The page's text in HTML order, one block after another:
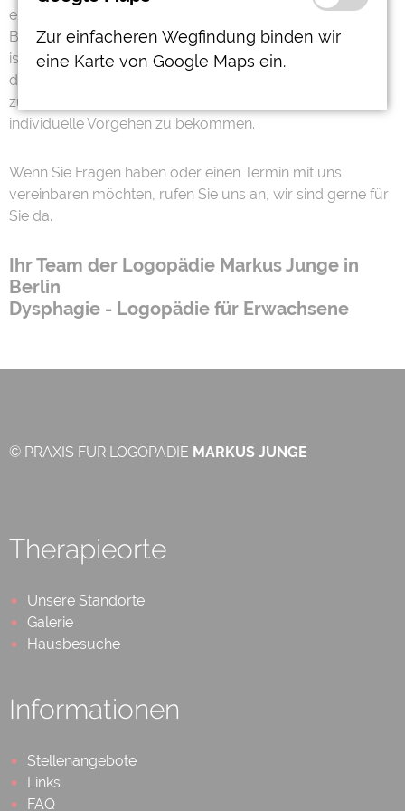
enge Zusammenarbeit von Therapeuten, Ärzten,
Betroffenem, Angehörigen und ggf. dem Pflegepersonal
ist auch bei diesem Störungsbild unerlässlich, um über
die Art der Nahrungszufuhr (oral oder über eine Sonde)
zu entschieden und weitere Hinweise auf das weitere
individuelle Vorgehen zu bekommen.
Wenn Sie Fragen haben oder einen Termin mit uns
vereinbaren möchten, rufen Sie uns an, wir sind gerne für
Sie da.
Ihr Team der Logopädie Markus Junge in
Berlin
Dysphagie - Logopädie für Erwachsene
© PRAXIS FÜR LOGOPÄDIE MARKUS JUNGE
Therapieorte
Unsere Standorte
Galerie
Hausbesuche
Informationen
Stellenangebote
Links
FAQ
Zur einfacheren Wegfindung binden wir
eine Karte von Google Maps ein.